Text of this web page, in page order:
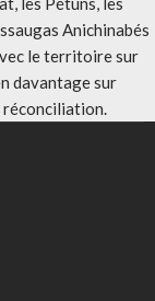
Anichinabés
le territoire sur
davantage sur
réconciliation.